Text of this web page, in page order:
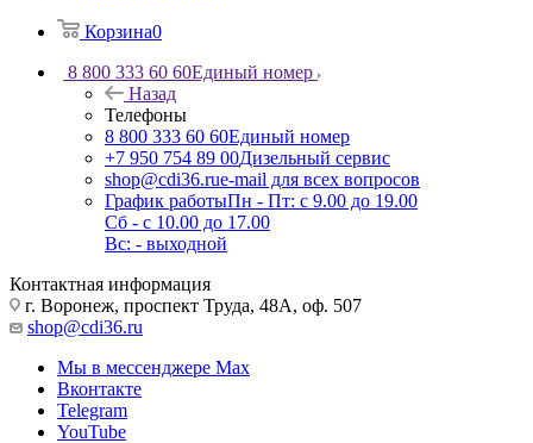
Корзина0
8 800 333 60 60Единый номер
Назад
Телефоны
8 800 333 60 60Единый номер
+7 950 754 89 00Дизельный сервис
shop@cdi36.rue-mail для всех вопросов
График работыПн - Пт: с 9.00 до 19.00
Сб - с 10.00 до 17.00
Вс: - выходной
Контактная информация
г. Воронеж, проспект Труда, 48А, оф. 507
shop@cdi36.ru
Мы в мессенджере Max
Вконтакте
Telegram
YouTube